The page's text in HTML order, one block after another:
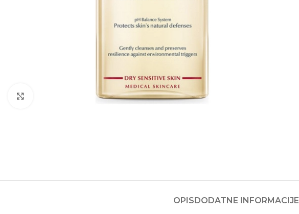
Kliknite za povećanje
OPISDODATNE INFORMACIJE